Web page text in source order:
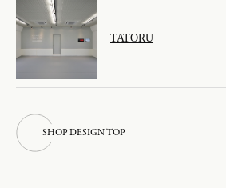
TATORU
SHOPDESIGNTOP
H